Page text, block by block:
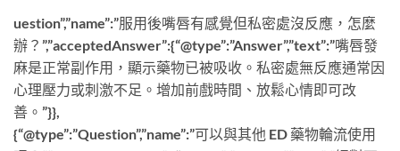
uestion”,”name”:”服用後嘴唇有感覺但私密處沒反應，怎麼
辦？”,”acceptedAnswer”:{“@type”:”Answer”,”text”:”嘴唇發
麻是正常副作用，顯示藥物已被吸收。私密處無反應通常因
心理壓力或刺激不足。增加前戲時間、放鬆心情即可改
善。”}},
{“@type”:”Question”,”name”:”可以與其他 ED 藥物輪流使用